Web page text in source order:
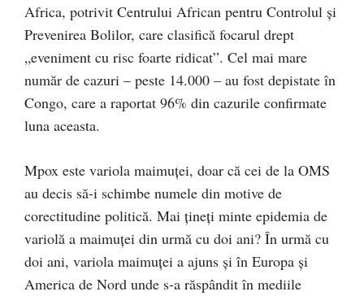
Africa, potrivit Centrului African pentru Controlul și
Prevenirea Bolilor, care clasifică focarul drept
„eveniment cu risc foarte ridicat”. Cel mai mare
număr de cazuri – peste 14.000 – au fost depistate în
Congo, care a raportat 96% din cazurile confirmate
luna aceasta.
Mpox este variola maimuței, doar că cei de la OMS
au decis să-i schimbe numele din motive de
corectitudine politică. Mai țineți minte epidemia de
variolă a maimuței din urmă cu doi ani? În urmă cu
doi ani, variola maimuței a ajuns și în Europa și
America de Nord unde s-a răspândit în mediile